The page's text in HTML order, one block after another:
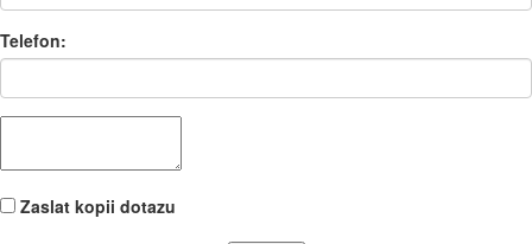
Telefon:
Zaslat kopii dotazu